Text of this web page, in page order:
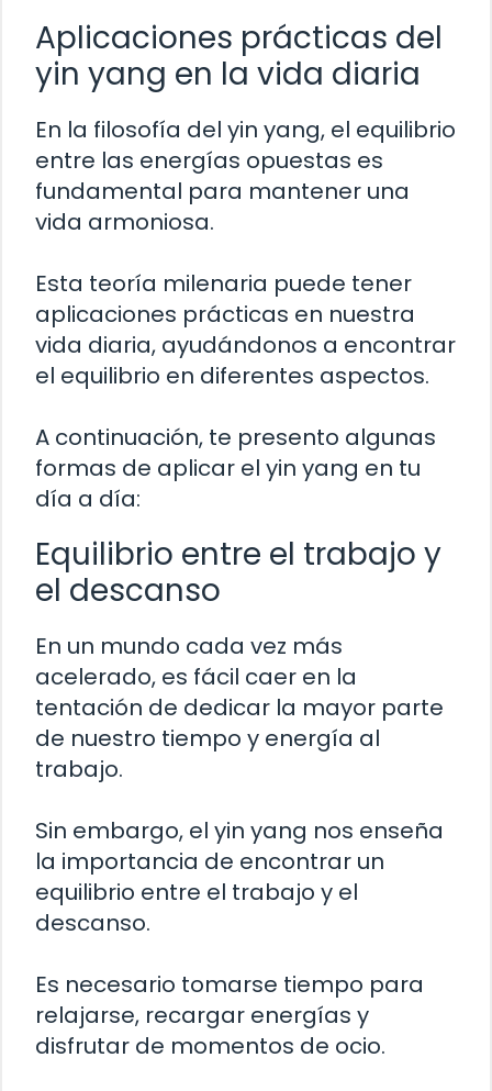
Aplicaciones prácticas del
yin yang en la vida diaria
En la filosofía del yin yang, el equilibrio
entre las energías opuestas es
fundamental para mantener una
vida armoniosa.
Esta teoría milenaria puede tener
aplicaciones prácticas en nuestra
vida diaria, ayudándonos a encontrar
el equilibrio en diferentes aspectos.
A continuación, te presento algunas
formas de aplicar el yin yang en tu
día a día:
Equilibrio entre el trabajo y
el descanso
En un mundo cada vez más
acelerado, es fácil caer en la
tentación de dedicar la mayor parte
de nuestro tiempo y energía al
trabajo.
Sin embargo, el yin yang nos enseña
la importancia de encontrar un
equilibrio entre el trabajo y el
descanso.
Es necesario tomarse tiempo para
relajarse, recargar energías y
disfrutar de momentos de ocio.